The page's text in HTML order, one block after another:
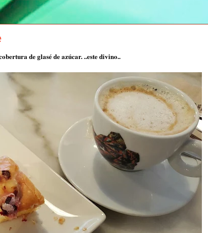
de glasé de azúcar. ..este divino..